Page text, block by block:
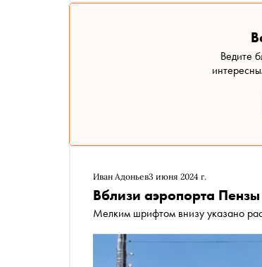
Ведите
Иван Адоньев3 июня 2024 г.
Вблизи аэропорта
Мелким шрифтом внизу указано